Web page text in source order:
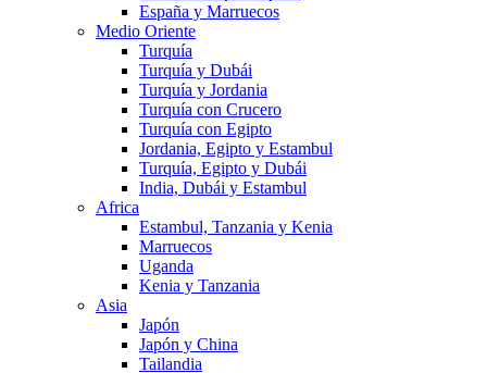
España y Marruecos
Medio Oriente
Turquía
Turquía y Dubái
Turquía y Jordania
Turquía con Crucero
Turquía con Egipto
Jordania, Egipto y Estambul
Turquía, Egipto y Dubái
India, Dubái y Estambul
Africa
Estambul, Tanzania y Kenia
Marruecos
Uganda
Kenia y Tanzania
Asia
Japón
Japón y China
Tailandia